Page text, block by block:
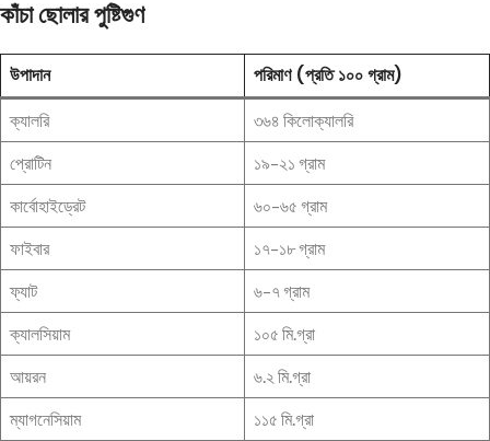
কাঁচা ছোলার পুষ্টিগুণ
উপাদান পরিমাণ (প্রতি ১০০ গ্রাম)
ক্যালরি ৩৬৪ কিলোক্যালরি
প্রোটিন ১৯–২১ গ্রাম
কার্বোহাইড্রেট ৬০–৬৫ গ্রাম
ফাইবার ১৭–১৮ গ্রাম
ফ্যাট ৬–৭ গ্রাম
ক্যালসিয়াম ১০৫ মি.গ্রা
আয়রন ৬.২ মি.গ্রা
ম্যাগনেসিয়াম ১১৫ মি.গ্রা